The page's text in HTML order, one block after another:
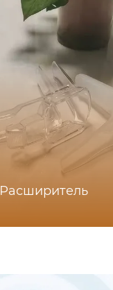
Расширитель